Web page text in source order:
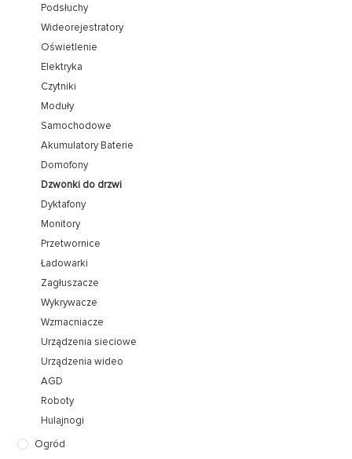
Podsłuchy
Wideorejestratory
Oświetlenie
Elektryka
Czytniki
Moduły
Samochodowe
Akumulatory Baterie
Domofony
Dzwonki do drzwi
Dyktafony
Monitory
Przetwornice
Ładowarki
Zagłuszacze
Wykrywacze
Wzmacniacze
Urządzenia sieciowe
Urządzenia wideo
AGD
Roboty
Hulajnogi
Ogród